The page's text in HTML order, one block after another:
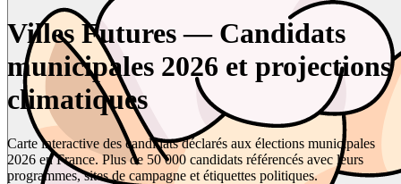
Villes Futures — Candidats
municipales 2026 et projections
climatiques
Carte interactive des candidats déclarés aux élections municipales
2026 en France. Plus de 50 000 candidats référencés avec leurs
programmes, sites de campagne et étiquettes politiques.